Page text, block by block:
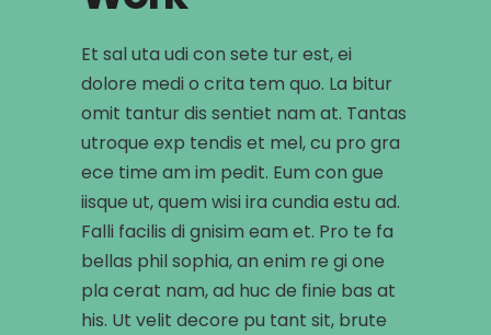
Et sal uta udi con sete tur est, ei
dolore medi o crita tem quo. La bitur
omit tantur dis sentiet nam at. Tantas
utroque exp tendis et mel, cu pro gra
ece time am im pedit. Eum con gue
iisque ut, quem wisi ira cundia estu ad.
Falli facilis di gnisim eam et. Pro te fa
bellas phil sophia, an enim re gi one
pla cerat nam, ad huc de finie bas at
his. Ut velit decore pu tant sit, brute